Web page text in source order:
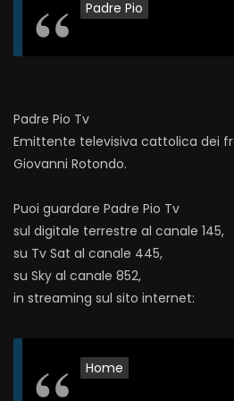
Padre Pio
Padre Pio Tv
Emittente televisiva cattolica dei
Giovanni Rotondo.
Puoi guardare Padre Pio Tv
sul digitale terrestre al canale 145,
su Tv Sat al canale 445,
su Sky al canale 852,
in streaming sul sito internet:
Home